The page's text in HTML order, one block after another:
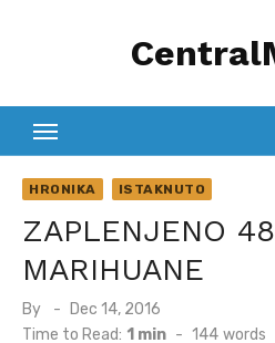
HRONIKA ISTAKNUTO
ZAPLENJENO
MARIHUANE
By
Posted
on
Dec 14, 2016
Time to Read: 1 min - 144 words